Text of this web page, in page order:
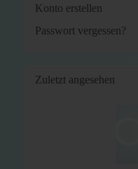
Konto erstellen
Passwort vergessen?
Zuletzt angesehen